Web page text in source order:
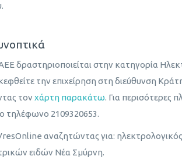
δραστηριοποιείται στην κατηγορία
την επιχείρηση στη διεύθυνση
τον χάρτη παρακάτω. Για περισότερες
τηλέφωνο 2109320653.
αναζητώντας για:
ειδών Νέα Σμύρνη.